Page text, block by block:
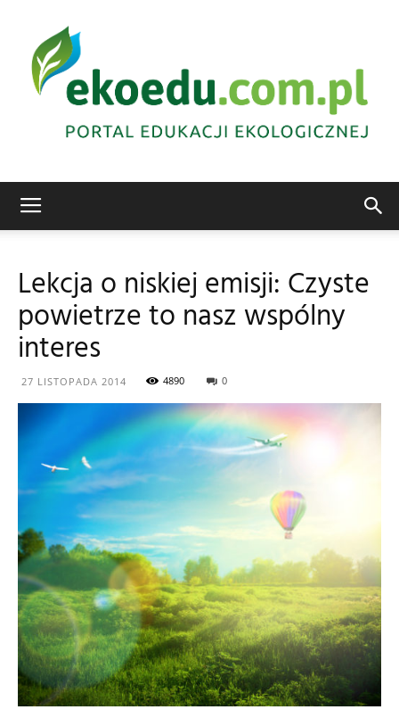
ekologiczna
Abrys
Lekcja o niskiej emisji: Czyste
powietrze to nasz wspólny
interes
27 LISTOPADA 2014 4890 0